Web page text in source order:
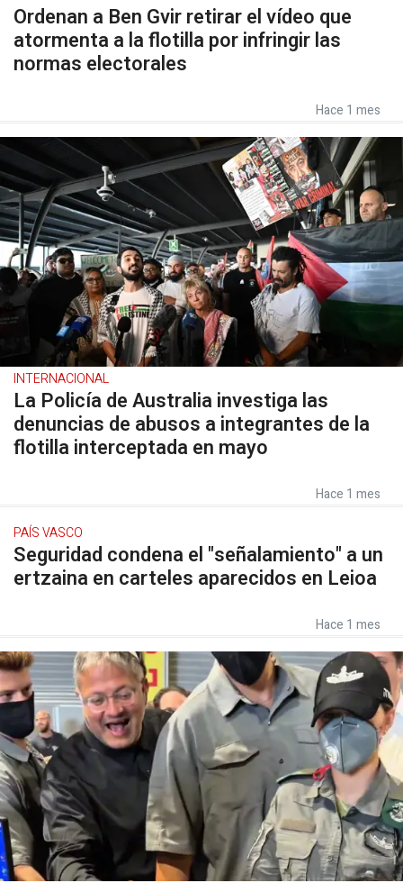
Ordenan a Ben Gvir retirar el vídeo que
atormenta a la flotilla por infringir las
normas electorales
Hace 1 mes
INTERNACIONAL
La Policía de Australia investiga las
denuncias de abusos a integrantes de la
flotilla interceptada en mayo
Hace 1 mes
PAÍS VASCO
Seguridad condena el "señalamiento" a un
ertzaina en carteles aparecidos en Leioa
Hace 1 mes